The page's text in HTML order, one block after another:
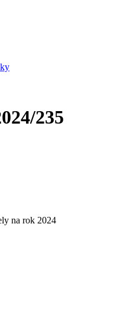
235
na rok 2024